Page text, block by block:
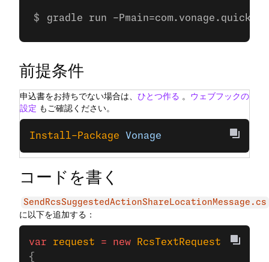
gradle run -
前提条件
申込書をお持ちでない場合は、 ひとつ作る 。 ウェブフックの
設定 もご確認ください。
Install-Package Vonage
コードを書く
SendRcsSuggestedActionShareLocationMessage.cs
に以下を追加する：
var request = new RcsTextRequest
{